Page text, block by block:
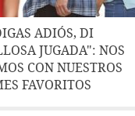
ADIÓS, DI
JUGADA": NOS
CON NUESTROS
FAVORITOS